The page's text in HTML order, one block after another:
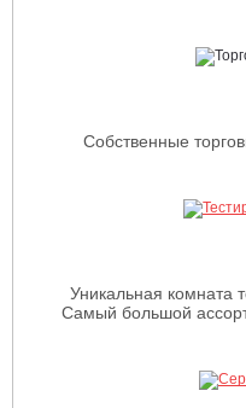
Собственные
Уникальная комната
Самый большой